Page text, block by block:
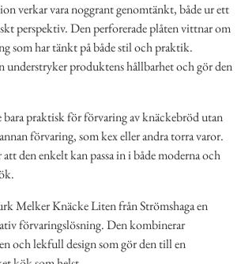
verkar vara noggrant genomtänkt, både ur ett
perspektiv. Den perforerade plåten vittnar om
som har tänkt på både stil och praktik.
understryker produktens hållbarhet och gör den
praktisk för förvaring av knäckebröd utan
förvaring, som kex eller andra torra varor.
den enkelt kan passa in i både moderna och
Melker Knäcke Liten från Strömshaga en
förvaringslösning. Den kombinerar
och lekfull design som gör den till en